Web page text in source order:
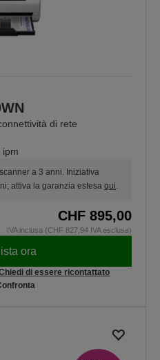
di rete
ipm
a 3 anni. Iniziativa
attiva la garanzia estesa qui.
CHF 895,00
IVA inclusa (CHF 827,94 IVA esclusa)
ora
di essere ricontattato